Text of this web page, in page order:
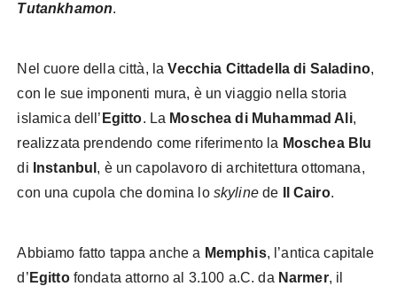
Tutankhamon.
Nel cuore della città, laVecchia Cittadella di Saladino,
con le sue imponenti mura, è un viaggio nella storia
islamica dell’ Egitto. La Moschea di Muhammad Ali,
realizzata prendendo come riferimento la Moschea Blu
di Instanbul , è un capolavoro di architettura ottomana,
con una cupola che domina lo skylinede Cairo.
Abbiamo fatto tappa anche a Memphis, l’antica capitale
d’ Egittofondata attorno al 3.100 a.C. da Narmer, il